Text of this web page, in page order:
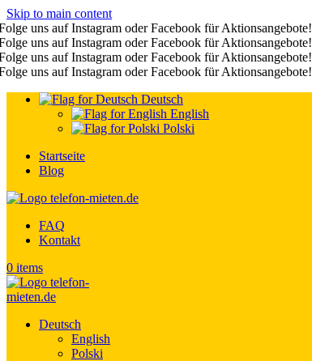
Skip to main content
uns auf Instagram oder Facebook für Aktionsangebote!
uns auf Instagram oder Facebook für Aktionsangebote!
uns auf Instagram oder Facebook für Aktionsangebote!
uns auf Instagram oder Facebook für Aktionsangebote!
Deutsch
English
Polski
Startseite
Blog
FAQ
Kontakt
0 items
Deutsch
English
Polski